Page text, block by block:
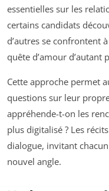
essentielles sur les
certains candidats
d’autres se confrontent
quête d’amour d’autant
Cette approche permet
questions sur leur
appréhende-t-on les
plus digitalisé ? Les
dialogue, invitant
nouvel angle.